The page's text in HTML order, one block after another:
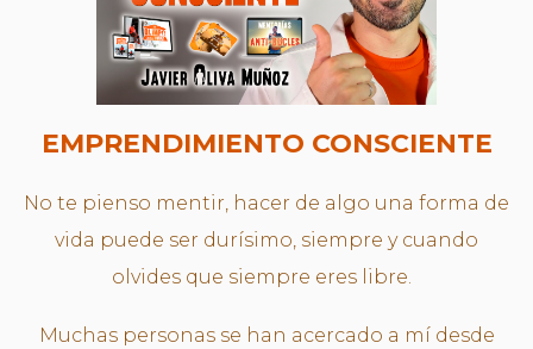
EMPRENDIMIENTO CONSCIENTE
No te pienso mentir, hacer de algo una forma de
vida puede ser durísimo, siempre y cuando
olvides que siempre eres libre.
Muchas personas se han acercado a mí desde